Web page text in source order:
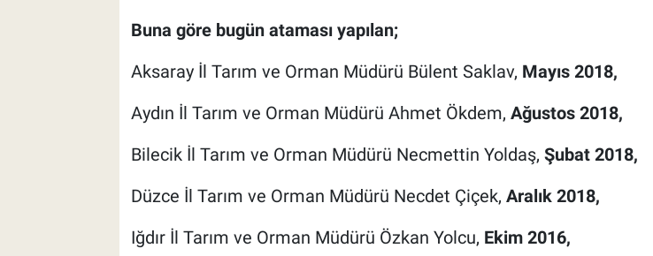
Buna göre bugün ataması yapılan;
Aksaray İl Tarım ve Orman Müdürü Bülent Saklav, Mayıs 2018,
Aydın İl Tarım ve Orman Müdürü Ahmet Ökdem, Ağustos 2018,
Bilecik İl Tarım ve Orman Müdürü Necmettin Yoldaş, Şubat 2018,
Düzce İl Tarım ve Orman Müdürü Necdet Çiçek, Aralık 2018,
Iğdır İl Tarım ve Orman Müdürü Özkan Yolcu, Ekim 2016,